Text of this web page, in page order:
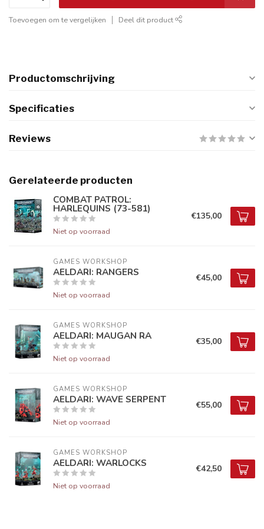
Toevoegen om te vergelijken Deel dit product
Productomschrijving
Specificaties
Reviews
Gerelateerde producten
COMBAT PATROL:
HARLEQUINS (73-581)
Niet op voorraad
€135,00
GAMES WORKSHOP
AELDARI: RANGERS
Niet op voorraad
€45,00
GAMES WORKSHOP
AELDARI: MAUGAN RA
Niet op voorraad
€35,00
GAMES WORKSHOP
AELDARI: WAVE SERPENT
Niet op voorraad
€55,00
GAMES WORKSHOP
AELDARI: WARLOCKS
Niet op voorraad
€42,50